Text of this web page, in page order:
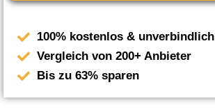
100% kostenlos & unverbindlich
Vergleich von 200+ Anbieter
Bis zu 63% sparen